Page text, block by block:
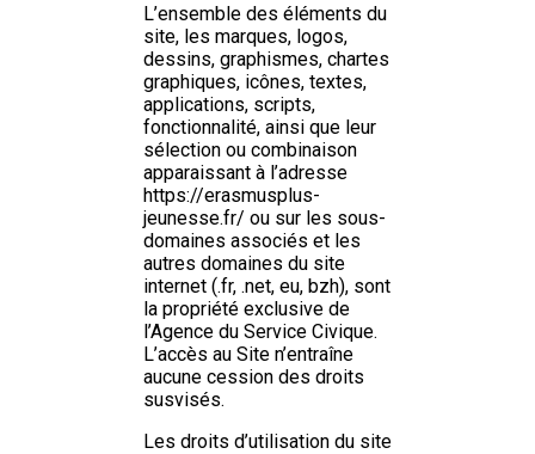
L’ensemble des éléments du
site, les marques, logos,
dessins, graphismes, chartes
graphiques, icônes, textes,
applications, scripts,
fonctionnalité, ainsi que leur
sélection ou combinaison
apparaissant à l’adresse
https://erasmusplus-
jeunesse.fr/ ou sur les sous-
domaines associés et les
autres domaines du site
internet (.fr, .net, eu, bzh), sont
la propriété exclusive de
l’Agence du Service Civique.
L’accès au Site n’entraîne
aucune cession des droits
susvisés.
Les droits d’utilisation du site